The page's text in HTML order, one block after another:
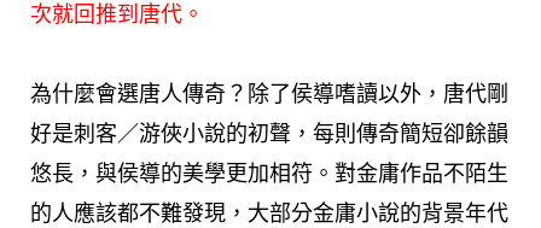
次就回推到唐代。
為什麼會選唐人傳奇？除了侯導嗜讀以外，唐代剛
好是刺客／游俠小說的初聲，每則傳奇簡短卻餘韻
悠長，與侯導的美學更加相符。對金庸作品不陌生
的人應該都不難發現，大部分金庸小說的背景年代